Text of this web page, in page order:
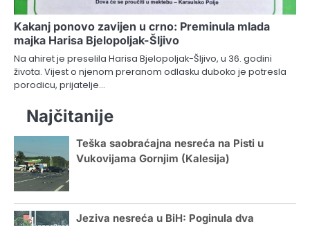
Kakanj ponovo zavijen u crno: Preminula mlada
majka Harisa Bjelopoljak-Šljivo
Na ahiret je preselila Harisa Bjelopoljak-Šljivo, u 36. godini
života. Vijest o njenom preranom odlasku duboko je potresla
porodicu, prijatelje…
Najčitanije
Teška saobraćajna nesreća na Pisti u
Vukovijama Gornjim (Kalesija)
Jeziva nesreća u BiH: Poginula dva